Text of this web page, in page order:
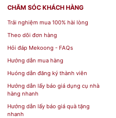
CHĂM SÓC KHÁCH HÀNG
Trải nghiệm mua 100% hài lòng
Theo dõi đơn hàng
Hỏi đáp Mekoong - FAQs
Hướng dẫn mua hàng
Huóng dẫn đăng ký thành viên
Hướng dẫn lấy báo giá dụng cụ nhà
hàng nhanh
Hướng dẫn lấy báo giá quà tặng
nhanh